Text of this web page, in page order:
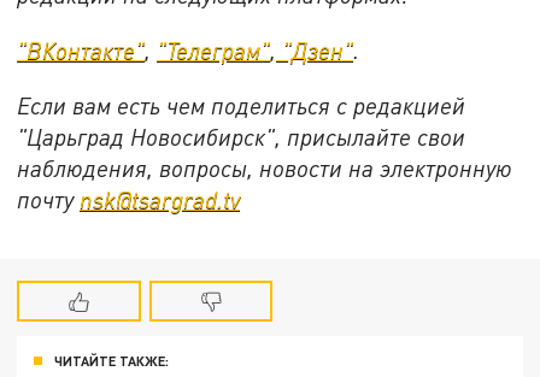
"ВКонтакте", "Телеграм", "Дзен".
Если вам есть чем поделиться с редакцией
"Царьград Новосибирск", присылайте свои
наблюдения, вопросы, новости на электронную
почту nsk@tsargrad.tv
ЧИТАЙТЕ ТАКЖЕ: